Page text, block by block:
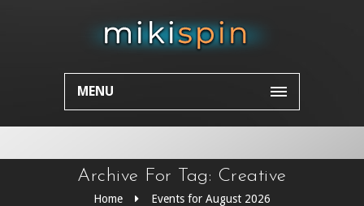
MENU
Archive For Tag: Creative
Home Events for August 2026